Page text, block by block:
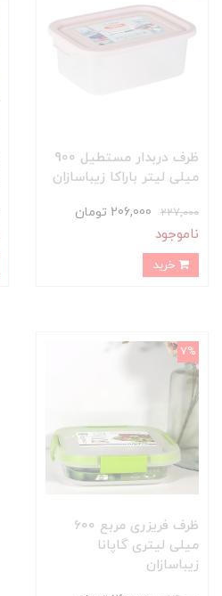
ظرف دربدار مستطیل 900
میلی لیتر باراکا زیباسازان
227,000 206,000 تومان
ناموجود
ظرف فریزری مربع 600
میلی لیتری گاپانا
زیباسازان
7%